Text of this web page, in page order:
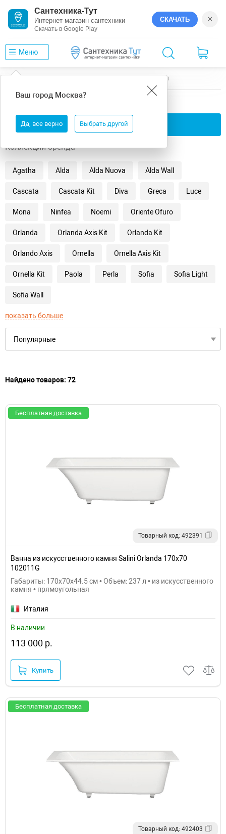
Сантехника-Тут
Интернет-магазин сантехники
Скачать в Google Play
СКАЧАТЬ ×
Меню
Ваш город Москва?
Да, все верно Выбрать другой
Salini
универсальная ванны Salini
Применить фильтры
Коллекции бренда
Agatha Alda Alda Nuova Alda Wall
Cascata Cascata Kit Diva Greca Luce
Mona Ninfea Noemi Oriente Ofuro
Orlanda Orlanda Axis Kit Orlanda Kit
Orlando Axis Ornella Ornella Axis Kit
Ornella Kit Paola Perla Sofia Sofia Light
Sofia Wall
показать больше
Найдено товаров: 72
Бесплатная доставка
Товарный код: 492391
Ванна из искусственного камня Salini Orlanda 170х70
102011G
Габариты: 170x70x44.5 см • Объем: 237 л • из искусственного
камня • прямоугольная
Италия
В наличии
113 000 р.
Купить
Бесплатная доставка
Товарный код: 492403